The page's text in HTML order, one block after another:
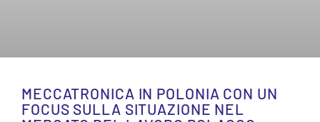
MECCATRONICA IN POLONIA CON UN
FOCUS SULLA SITUAZIONE NEL